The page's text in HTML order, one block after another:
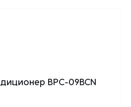
BPC-09BCN